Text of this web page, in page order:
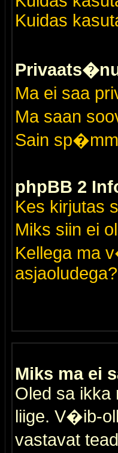
Kuidas
Ma ei saa
Ma saan
Sain
phpBB 2
Kes kirjutas
Miks siin ei
Kellega ma
asjaoludega?
Miks ma ei
Oled sa ikka
liige. V�ib-
vastavat